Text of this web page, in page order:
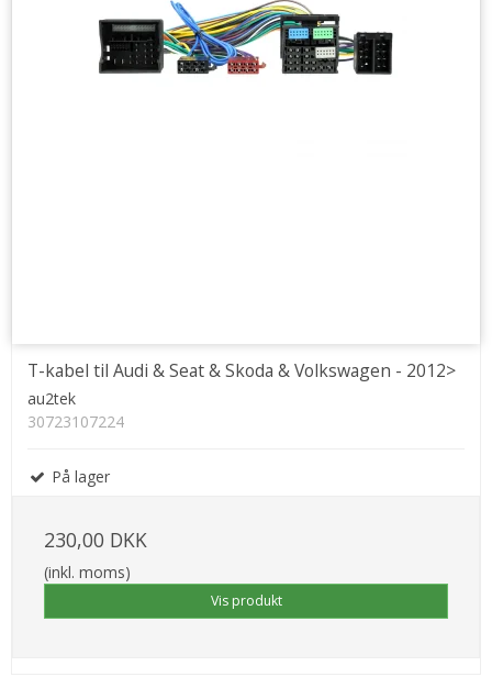
T-kabel til Audi & Seat & Skoda & Volkswagen - 2012>
au2tek
30723107224
På lager
230,00 DKK
(inkl. moms)
Vis produkt